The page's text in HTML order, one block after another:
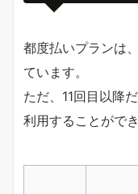
都度払いプランは
ています。
ただ、11回目以降
利用することができ